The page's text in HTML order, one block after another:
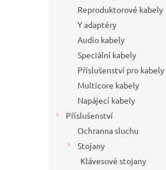
Reproduktorové kabely
Y adaptéry
Audio kabely
Speciální kabely
Příslušenství pro kabely
Multicore kabely
Napájecí kabely
Příslušenství
Ochranna sluchu
Stojany
Klávesové stojany